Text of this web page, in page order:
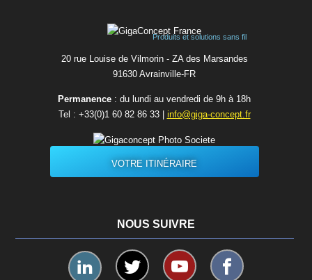
Produits et solutions sans fil
20 rue Louise de Vilmorin - ZA des Marsandes
91630 Avrainvilleㅤ-ㅤFR
Permanence : du lundi au vendredi de 9h à 18h
Tel : +33(0)1 60 82 86 33| info@giga-concept.fr
VOTRE ITINÉRAIRE
NOUS SUIVRE